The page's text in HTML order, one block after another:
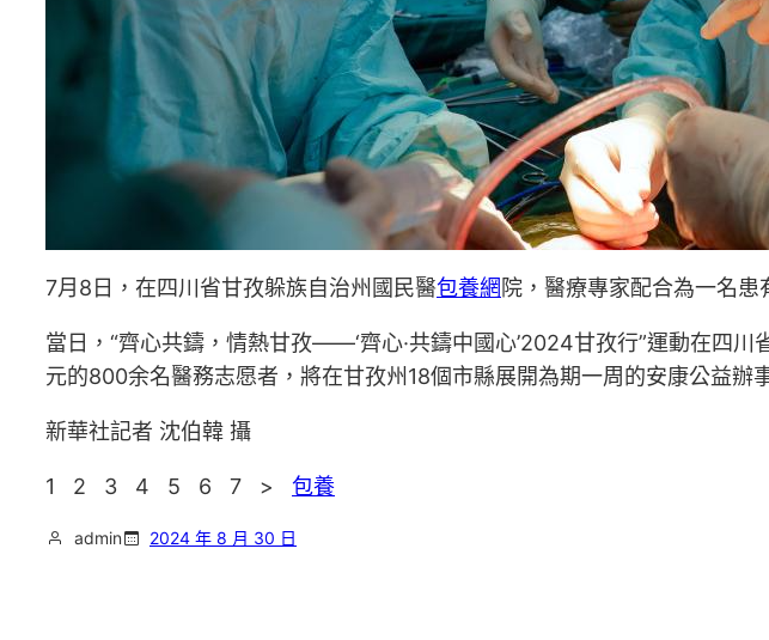
7月8日，在四川省甘孜躲族自治州國民醫包養網 院，醫療專家配合為一名患
當日，“齊心共鑄，情熱甘孜——‘齊心·共鑄中國心’2024甘孜行”運動在四川
元的800余名醫務志愿者，將在甘孜州18個市縣展開為期一周的安康公益辦
新華社記者 沈伯韓 攝
1 2 3 4 5 6 7 > 包養
admin 2024 年 8 月 30 日